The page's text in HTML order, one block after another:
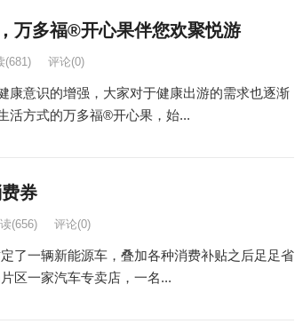
万多福®开心果伴您欢聚悦游
(681) 评论(0)
康意识的增强，大家对于健康出游的需求也逐渐
活方式的万多福®开心果，始...
券
(656) 评论(0)
了一辆新能源车，叠加各种消费补贴之后足足省
区一家汽车专卖店，一名...